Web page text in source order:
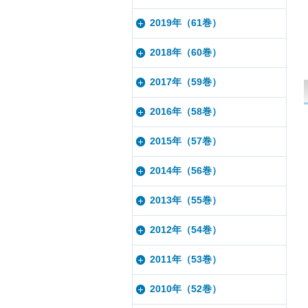
2019年（61巻）
2018年（60巻）
2017年（59巻）
2016年（58巻）
2015年（57巻）
2014年（56巻）
2013年（55巻）
2012年（54巻）
2011年（53巻）
2010年（52巻）